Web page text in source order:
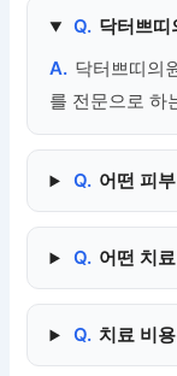
Q. 닥터쁘띠
A. 닥터쁘띠의
를 전문으로 하
Q. 어떤 피
Q. 어떤 치
Q. 치료 비